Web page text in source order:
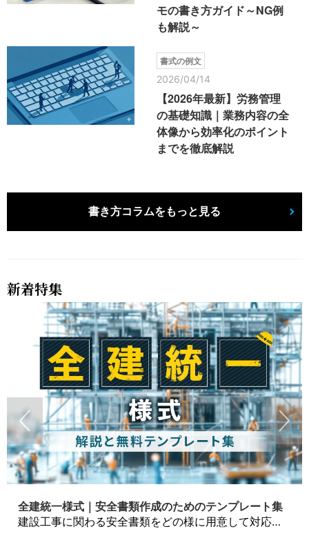
モの書き方ガイド～NG例
も解説～
書式の例文
2026/04/14
【2026年最新】労務管理
の基礎知識｜業務内容の全
体像から効率化のポイント
までを徹底解説
書き方コラムをもっと見る
新着特集
全建統一様式｜安全書類作成のためのテンプレート集
建設工事に関わる安全書類をどの様に用意して対応するか？関連書式テンプレートから書き方の注意点などの役立つコラムをbizoceanがお届けします。